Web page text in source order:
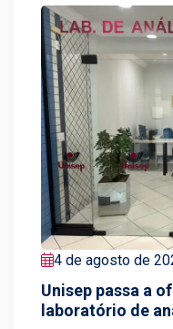
4 de agosto de
Unisep passa a
laboratório de